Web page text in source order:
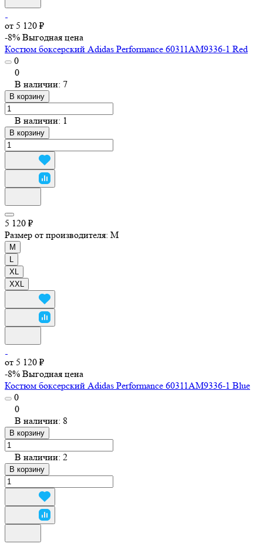
от 5 120 ₽
-8% Выгодная цена
Костюм боксерский Adidas Performance 60311AM9336-1 Red
0
0
В наличии: 7
В корзину
В наличии: 1
В корзину
5 120 ₽
Размер от производителя: M
M
XL
XXL
от 5 120 ₽
-8% Выгодная цена
Костюм боксерский Adidas Performance 60311AM9336-1 Blue
0
0
В наличии: 8
В корзину
В наличии: 2
В корзину